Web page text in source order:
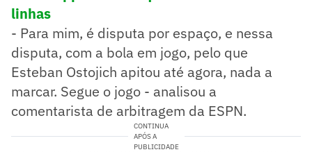
linhas
- Para mim, é disputa por espaço, e nessa
disputa, com a bola em jogo, pelo que
Esteban Ostojich apitou até agora, nada a
marcar. Segue o jogo - analisou a
comentarista de arbitragem da ESPN.
CONTINUA
APÓS A
PUBLICIDADE